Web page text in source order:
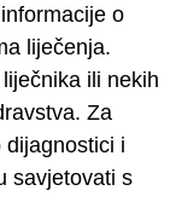
o
liječenja.
ili nekih
Za
dijagnostici i
savjetovati s